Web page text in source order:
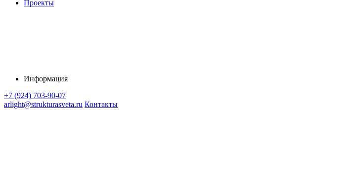
Проекты
Информация
+7 (924) 703-90-07
arlight@strukturasveta.ru Контакты